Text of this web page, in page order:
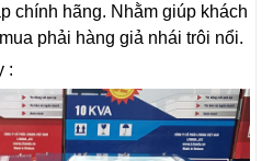
chính hãng. Nhằm giúp khách
phải hàng giả nhái trôi nổi.
: